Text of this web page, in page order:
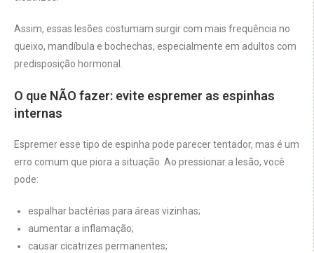
Assim, essas lesões costumam surgir com mais frequência no
queixo, mandíbula e bochechas, especialmente em adultos com
predisposição hormonal.
O que NÃO fazer: evite espremer as espinhas
internas
Espremer esse tipo de espinha pode parecer tentador, mas é um
erro comum que piora a situação. Ao pressionar a lesão, você
pode:
espalhar bactérias para áreas vizinhas;
aumentar a inflamação;
causar cicatrizes permanentes;